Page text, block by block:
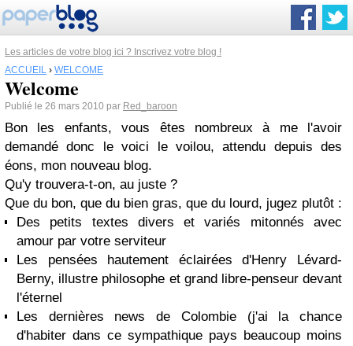
Les articles de votre blog ici ? Inscrivez votre blog !
ACCUEIL › WELCOME
Welcome
Publié le 26 mars 2010 par Red_baroon
Bon les enfants, vous êtes nombreux à me l'avoir
demandé donc le voici le voilou, attendu depuis des
éons, mon nouveau blog.
Qu'y trouvera-t-on, au juste ?
Que du bon, que du bien gras, que du lourd, jugez plutôt :
Des petits textes divers et variés mitonnés avec
amour par votre serviteur
Les pensées hautement éclairées d'Henry Lévard-
Berny, illustre philosophe et grand libre-penseur devant
l'éternel
Les dernières news de Colombie (j'ai la chance
d'habiter dans ce sympathique pays beaucoup moins